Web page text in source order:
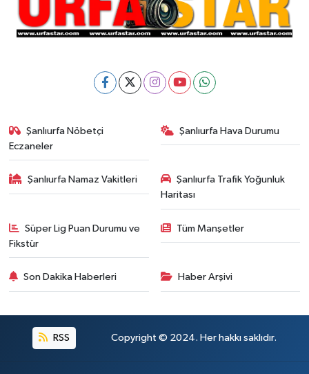
Şanlıurfa Nöbetçi
Eczaneler
Şanlıurfa Hava Durumu
Şanlıurfa Namaz Vakitleri
Şanlıurfa Trafik Yoğunluk
Haritası
Süper Lig Puan Durumu ve
Fikstür
Tüm Manşetler
Son Dakika Haberleri Haber Arşivi
RSS Copyright © 2024. Her hakkı saklıdır.